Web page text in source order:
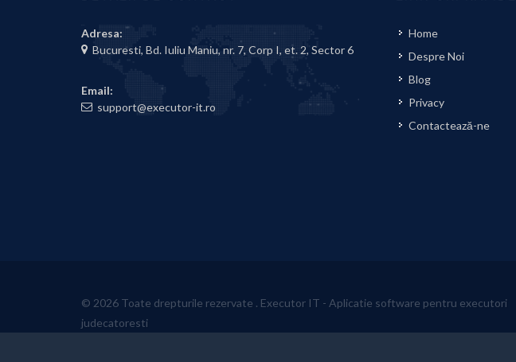
Adresa:
Bucuresti, Bd. Iuliu Maniu, nr. 7, Corp I, et. 2, Sector 6
Email:
support@executor-it.ro
Home
Despre Noi
Blog
Privacy
Contactează-ne
© 2026 Toate drepturile rezervate . Executor IT - Aplicatie software pentru executori
judecatoresti